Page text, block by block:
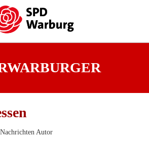
Autor